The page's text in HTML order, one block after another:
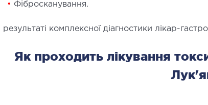
• Фібросканування.
результаті комплексної діагностики лікар-
Як проходить лікування